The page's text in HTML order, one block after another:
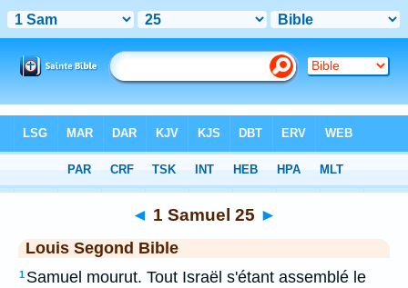
> 1 Samuel 25
◄ 1 Samuel 25 ►
Louis Segond Bible
1 Samuel mourut. Tout Israël s'étant assemblé le